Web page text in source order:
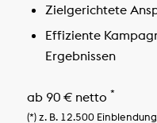
Zielgerichtete
Effiziente
Ergebnissen
ab 90 € netto *
(*) z. B. 12.500